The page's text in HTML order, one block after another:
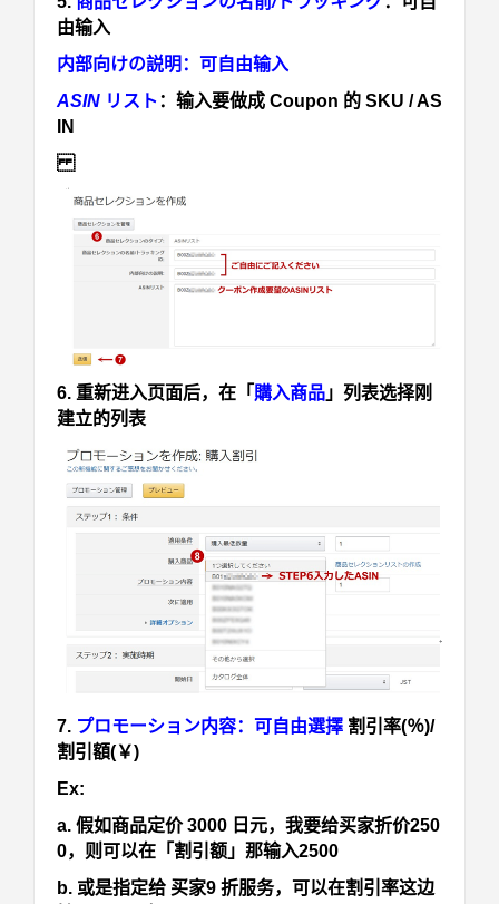
由输入
内部向けの説明： 可自由输入
ASIN リスト： 输入要做成 Coupon 的 SKU / AS
IN
6. 重新进入页面后，在「 購入商品 」列表选择刚
建立的列表
7. プロモーション内容：可自由選擇 割引率(％)/
割引額(￥)
Ex:
a. 假如商品定价 3000 日元，我要给买家折价250
0，则可以在「割引额」那输入2500
b. 或是指定给 买家9 折服务，可以在割引率这边